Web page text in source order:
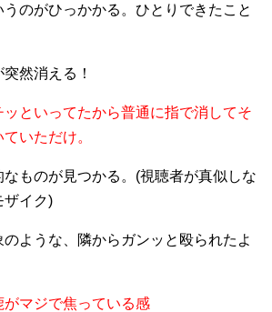
のがひっかかる。ひとりできたこと
然消える！
といってたから普通に指で消してそ
いただけ。
なものが見つかる。(視聴者が真似しな
ザイク)
のような、隣からガンッと殴られたよ
マジで焦っている感